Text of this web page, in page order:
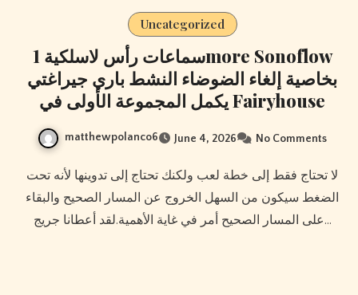
Uncategorized
سماعات رأس لاسلكية 1more Sonoflow
بخاصية إلغاء الضوضاء النشط باري جيراغتي
يكمل المجموعة الأولى في Fairyhouse
matthewpolanco6 June 4, 2026 No Comments
لا تحتاج فقط إلى خطة لعب ولكنك تحتاج إلى تدوينها لأنه تحت
الضغط سيكون من السهل الخروج عن المسار الصحيح والبقاء
على المسار الصحيح أمر في غاية الأهمية.لقد أعطانا جريج…